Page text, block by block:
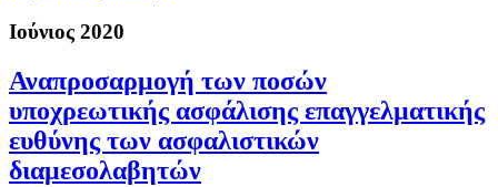
Ιούνιος 2020
Αναπροσαρμογή των ποσών
υποχρεωτικής ασφάλισης επαγγελματικής
ευθύνης των ασφαλιστικών
διαμεσολαβητών